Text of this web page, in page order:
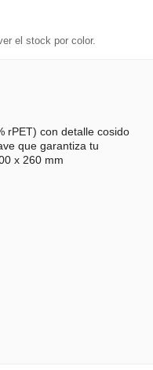
el stock por color.
rPET) con detalle cosido
que garantiza tu
x 260 mm